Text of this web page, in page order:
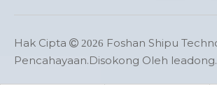
Hak Cipta  2026 Foshan Shipu
Pencahayaan.Disokong Oleh leadong.